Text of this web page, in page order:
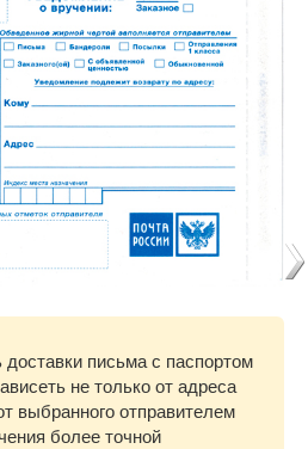
письма с паспортом
не только от адреса
выбранного отправителем
более точной